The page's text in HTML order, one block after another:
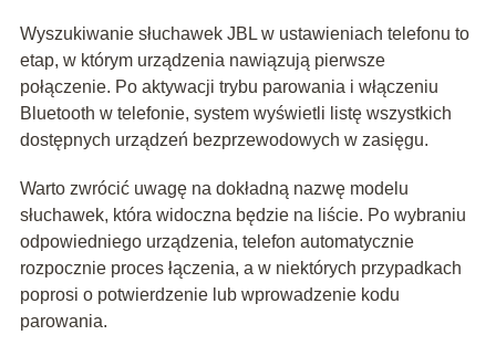
Wyszukiwanie słuchawek JBL w ustawieniach telefonu to
etap, w którym urządzenia nawiązują pierwsze
połączenie. Po aktywacji trybu parowania i włączeniu
Bluetooth w telefonie, system wyświetli listę wszystkich
dostępnych urządzeń bezprzewodowych w zasięgu.
Warto zwrócić uwagę na dokładną nazwę modelu
słuchawek, która widoczna będzie na liście. Po wybraniu
odpowiedniego urządzenia, telefon automatycznie
rozpocznie proces łączenia, a w niektórych przypadkach
poprosi o potwierdzenie lub wprowadzenie kodu
parowania.